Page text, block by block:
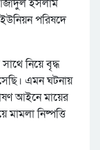
আজাদুল ইসলাম
পরিষদে
নিয়ে বৃদ্ধ
এমন ঘটনায়
আইনে মায়ের
মামলা নিষ্পত্তি